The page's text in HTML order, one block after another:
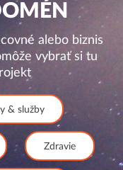
alebo biznis
vybrať si tu
& služby
Zdravie